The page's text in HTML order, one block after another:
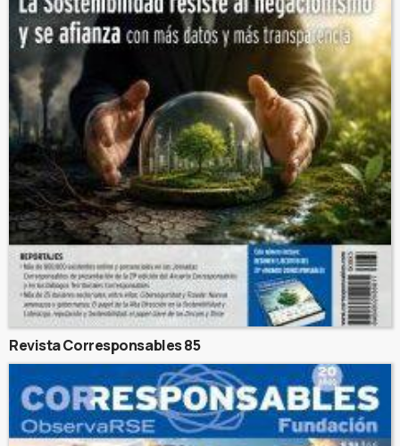
Revista Corresponsables 85